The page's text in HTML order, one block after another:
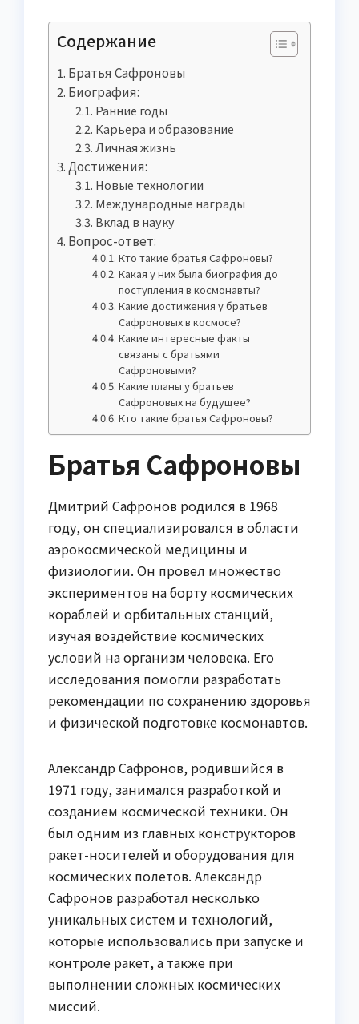
Содержание
Братья Сафроновы
Биография:
Ранние годы
Карьера и образование
Личная жизнь
Достижения:
Новые технологии
Международные награды
Вклад в науку
Вопрос-ответ:
Кто такие братья Сафроновы?
Какая у них была биография до
поступления в космонавты?
Какие достижения у братьев
Сафроновых в космосе?
Какие интересные факты
связаны с братьями
Сафроновыми?
Какие планы у братьев
Сафроновых на будущее?
Кто такие братья Сафроновы?
Братья Сафроновы
Дмитрий Сафронов родился в 1968
году, он специализировался в области
аэрокосмической медицины и
физиологии. Он провел множество
экспериментов на борту космических
кораблей и орбитальных станций,
изучая воздействие космических
условий на организм человека. Его
исследования помогли разработать
рекомендации по сохранению здоровья
и физической подготовке космонавтов.
Александр Сафронов, родившийся в
1971 году, занимался разработкой и
созданием космической техники. Он
был одним из главных конструкторов
ракет-носителей и оборудования для
космических полетов. Александр
Сафронов разработал несколько
уникальных систем и технологий,
которые использовались при запуске и
контроле ракет, а также при
выполнении сложных космических
миссий.